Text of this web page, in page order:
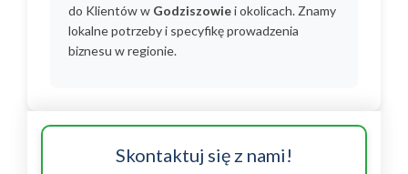
do Klientów w Godziszowiei okolicach. Znamy
lokalne potrzeby i specyfikę prowadzenia
biznesu w regionie.
Skontaktuj się z nami!